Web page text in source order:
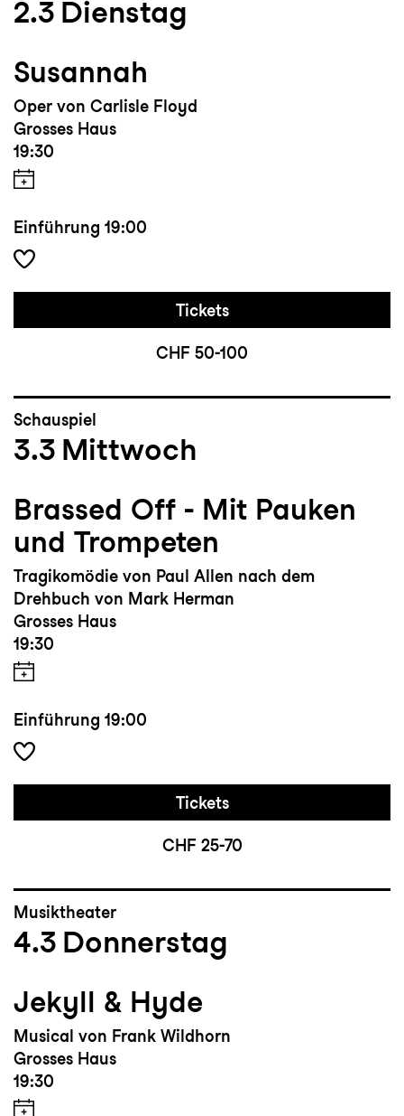
2.3 Dienstag
Susannah
Oper von Carlisle Floyd
Grosses Haus
19:30
Einführung 19:00
Tickets
CHF 50-100
Schauspiel
3.3 Mittwoch
Brassed Off - Mit Pauken
und Trompeten
Tragikomödie von Paul Allen nach dem
Drehbuch von Mark Herman
Grosses Haus
19:30
Einführung 19:00
Tickets
CHF 25-70
Musiktheater
4.3 Donnerstag
Jekyll & Hyde
Musical von Frank Wildhorn
Grosses Haus
19:30